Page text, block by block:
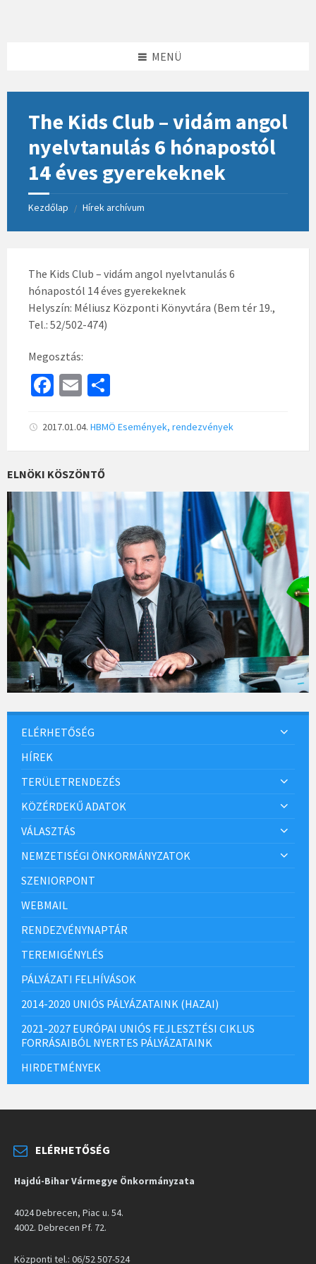
MENÜ
The Kids Club – vidám angol
nyelvtanulás 6 hónapostól
14 éves gyerekeknek
Kezdőlap / Hírek archívum
The Kids Club – vidám angol nyelvtanulás 6
hónapostól 14 éves gyerekeknek
Helyszín: Méliusz Központi Könyvtára (Bem tér 19.,
Tel.: 52/502-474)
Megosztás:
Fa
b
o
o
k
E
ai
l
ar
e
2017.01.04. HBMÖ Események, rendezvények
ELNÖKI KÖSZÖNTŐ
ELÉRHETŐSÉG
HÍREK
TERÜLETRENDEZÉS
KÖZÉRDEKŰ ADATOK
VÁLASZTÁS
NEMZETISÉGI ÖNKORMÁNYZATOK
SZENIORPONT
WEBMAIL
RENDEZVÉNYNAPTÁR
TEREMIGÉNYLÉS
PÁLYÁZATI FELHÍVÁSOK
2014-2020 UNIÓS PÁLYÁZATAINK (HAZAI)
2021-2027 EURÓPAI UNIÓS FEJLESZTÉSI CIKLUS
FORRÁSAIBÓL NYERTES PÁLYÁZATAINK
HIRDETMÉNYEK
ELÉRHETŐSÉG
Hajdú-Bihar Vármegye Önkormányzata
4024 Debrecen, Piac u. 54.
4002. Debrecen Pf. 72.
Központi tel.: 06/52 507-524